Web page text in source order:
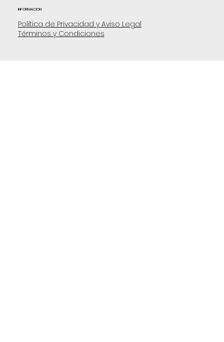
INFORMACION
Política de Privacidad y Aviso Legal
Términos y Condiciones